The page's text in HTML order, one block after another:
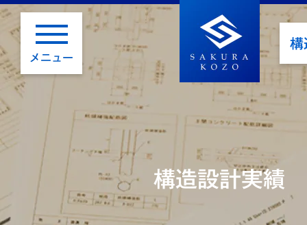
メニュー
構
構造設計実績